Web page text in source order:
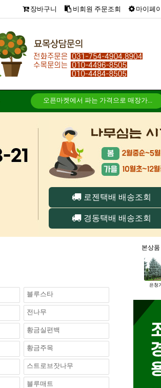
장바구니 비회원 주문조회 마이페
오픈마켓에서 파는 가격으로 매장가...
송장번호 입력이 되었는대 배송조회...
차량배송은 직접 해주시는건가요?
로젠택배 배송조회
경동택배 배송조회
블루스타
전나무
황금실편백
황금주목
스트로브잣나무
블루매트
본상품
은청